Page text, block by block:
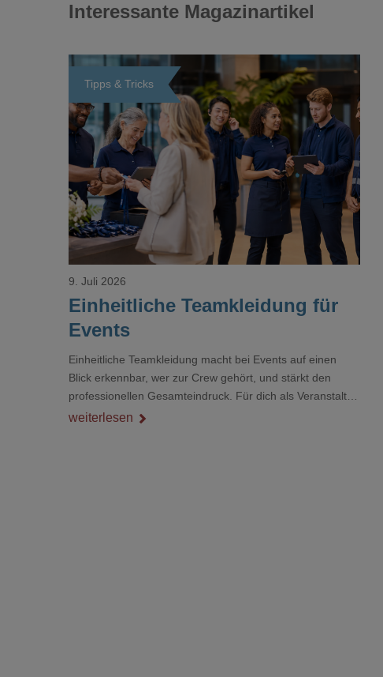
Interessante Magazinartikel
Tipps & Tricks
Einheitliche Teamkleidung für
Events
9. Juli 2026
Einheitliche Teamkleidung macht bei Events auf einen
Blick erkennbar, wer zur Crew gehört, und stärkt den
professionellen Gesamteindruck. Für dich als Veranstalter
ist das kein Nebenthema: Bei Textilien mit Stickerei oder
weiterlesen